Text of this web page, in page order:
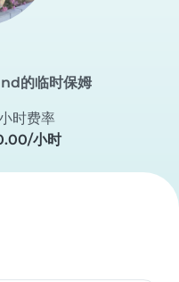
的临时保姆
时费率
小时